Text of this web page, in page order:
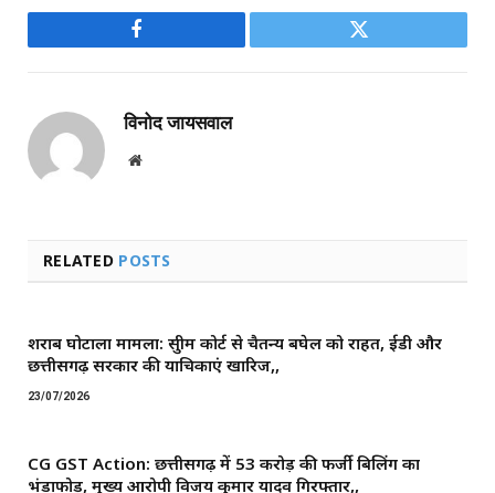
Facebook Twitter
विनोद जायसवाल
Website
RELATED POSTS
शराब घोटाला मामला: सुप्रीम कोर्ट से चैतन्य बघेल को राहत, ईडी और
छत्तीसगढ़ सरकार की याचिकाएं खारिज,,
23/07/2026
CG GST Action: छत्तीसगढ़ में 53 करोड़ की फर्जी बिलिंग का
भंडाफोड़, मुख्य आरोपी विजय कुमार यादव गिरफ्तार,,